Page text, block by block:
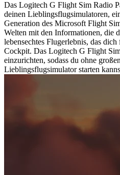
Das Logitech G Flight Sim Radio
deinen Lieblingsflugsimulatoren,
Generation des Microsoft Flight
Welten mit den Informationen, die
lebensechtes Flugerlebnis, das
Cockpit. Das Logitech G Flight
einzurichten, sodass du ohne
Lieblingsflugsimulator starten